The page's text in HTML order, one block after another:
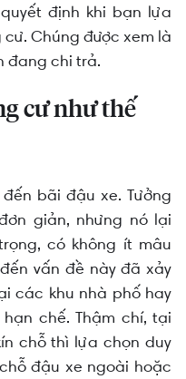
định khi bạn lựa
Chúng được xem là
đang chi trả.
cư như thế
bãi đậu xe. Tưởng
giản, nhưng nó lại
có không ít mâu
vấn đề này đã xảy
các khu nhà phố hay
chế. Thậm chí, tại
chỗ thì lựa chọn duy
đậu xe ngoài hoặc